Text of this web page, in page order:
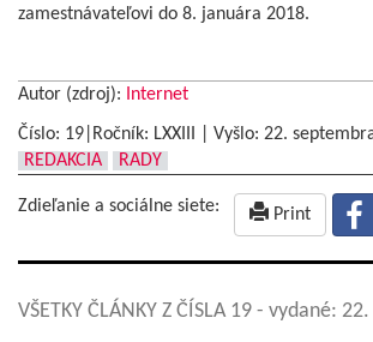
zamestnávateľovi do 8. januára 2018.
Autor (zdroj): Internet
Číslo: 19|Ročník: LXXIII | Vyšlo: 22.
REDAKCIA
RADY
Zdieľanie a sociálne siete: Print
VŠETKY ČLÁNKY Z ČÍSLA 19 - vydané: